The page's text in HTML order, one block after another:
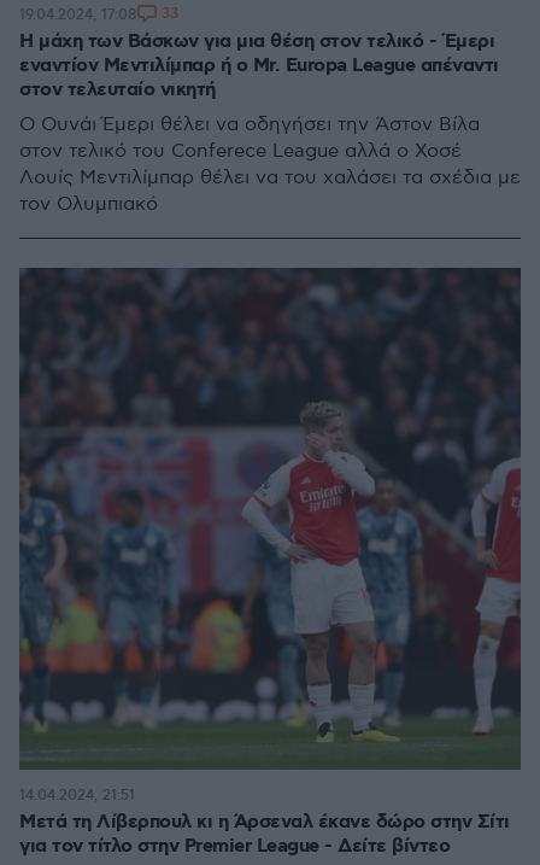
Η μάχη των Βάσκων για μια θέση στον τελικό - Έμερι
εναντίον Μεντιλίμπαρ ή ο Mr. Europa League απέναντι
στον τελευταίο νικητή
Ο Ουνάι Έμερι θέλει να οδηγήσει την Άστον Βίλα
στον τελικό του Conferece League αλλά ο Χοσέ
Λουίς Μεντιλίμπαρ θέλει να του χαλάσει τα σχέδια με
τον Ολυμπιακό
19.04.2024, 17:08 33
Μετά τη Λίβερπουλ κι η Άρσεναλ έκανε δώρο στην Σίτι
για τον τίτλο στην Premier League - Δείτε βίντεο
14.04.2024, 21:51